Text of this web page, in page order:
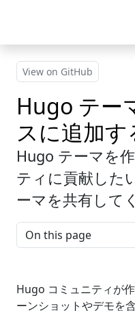
View on GitHub
Hugo テー
スに追加す
Hugo テーマを
ティに貢献した
ーマを共有して
On this page
Hugo コミュニティが
ーンショットやデモを